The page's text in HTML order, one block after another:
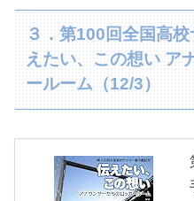
３．第100回全国高
えたい、この想い ア
ールーム（12/3）